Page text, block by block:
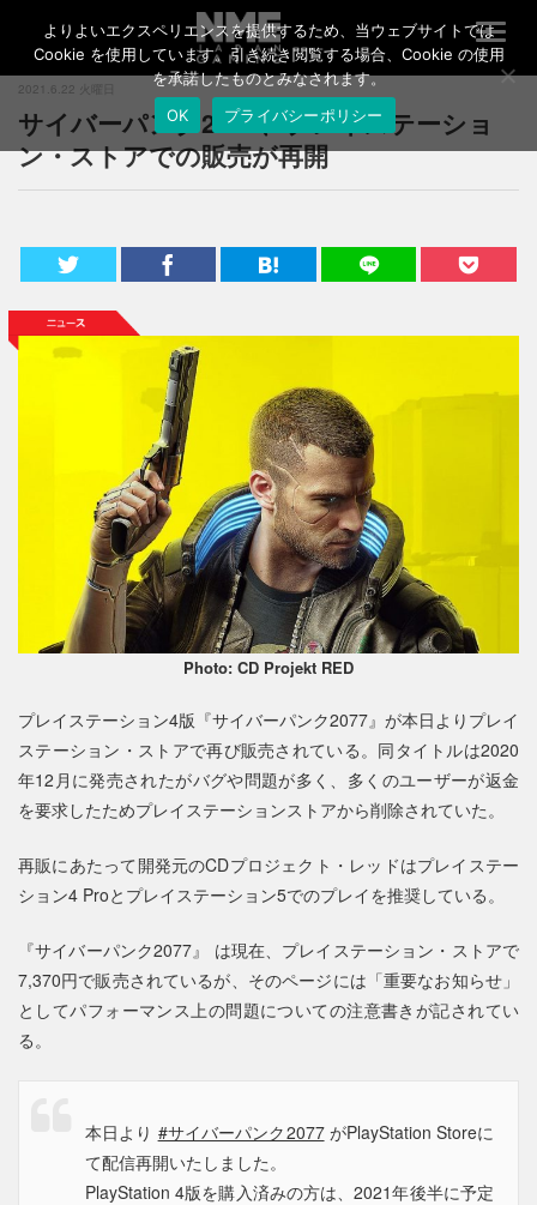
T
o
g
a
a
2021.6.22 火曜日
サイバーパンク2077、プレイステーショ
ン・ストアでの販売が再開
Photo: CD Projekt RED
プレイステーション4版『サイバーパンク2077』が本日よりプレイ
ステーション・ストアで再び販売されている。同タイトルは2020
年12月に発売されたがバグや問題が多く、多くのユーザーが返金
を要求したためプレイステーションストアから削除されていた。
再販にあたって開発元のCDプロジェクト・レッドはプレイステー
ション4 Proとプレイステーション5でのプレイを推奨している。
『サイバーパンク2077』 は現在、プレイステーション・ストアで
7,370円で販売されているが、そのページには「重要なお知らせ」
としてパフォーマンス上の問題についての注意書きが記されてい
る。
本日より #サイバーパンク2077がPlayStation Storeに
て配信再開いたしました。
PlayStation 4版を購入済みの方は、2021年後半に予定
よりよいエクスペリエンスを提供するため、当ウェブサイトでは
Cookie を使用しています。引き続き閲覧する場合、Cookie の使用
を承諾したものとみなされます。
OK
プライバシーポリシー